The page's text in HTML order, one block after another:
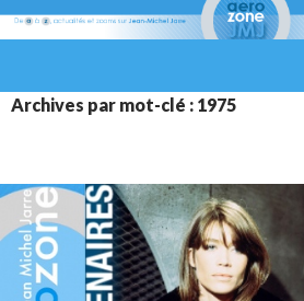
AU
Archives par mot-clé : 1975